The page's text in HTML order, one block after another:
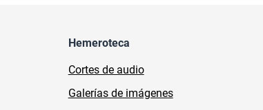
Hemeroteca
Cortes de audio
Galerías de imágenes